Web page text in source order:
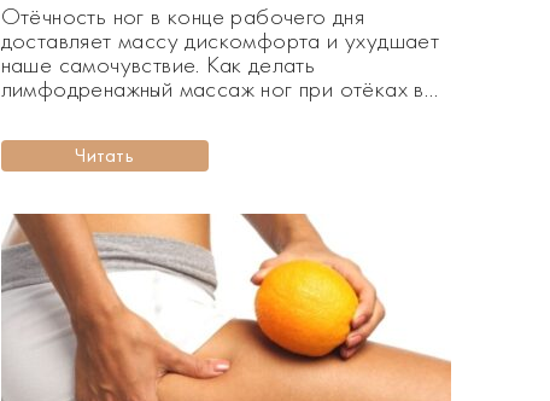
Отёчность ног в конце рабочего дня
доставляет массу дискомфорта и ухудшает
наше самочувствие. Как делать
лимфодренажный массаж ног при отёках в
распространённое явление в современной
жизни. Скопление лимфатической жидкости
малоподвижный образ жизни — именно эти
факторы провоцируют появление отёчности
ног. Если в конце [&hel
Читать